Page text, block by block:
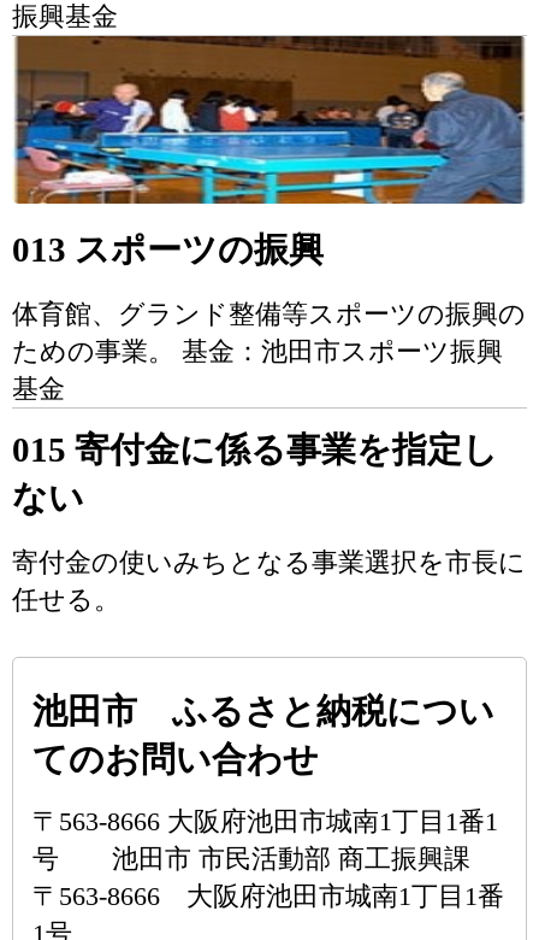
振興基金
013 スポーツの振興
体育館、グランド整備等スポーツの振興の
ための事業。 基金：池田市スポーツ振興
基金
015 寄付金に係る事業を指定し
ない
寄付金の使いみちとなる事業選択を市長に
任せる。
池田市 ふるさと納税につい
てのお問い合わせ
〒563-8666 大阪府池田市城南1丁目1番1
号 池田市 市民活動部 商工振興課
〒563-8666 大阪府池田市城南1丁目1番
1号